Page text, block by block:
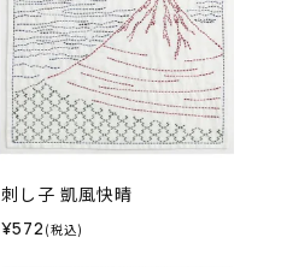
刺し子 凱風快晴
¥572 (税込)